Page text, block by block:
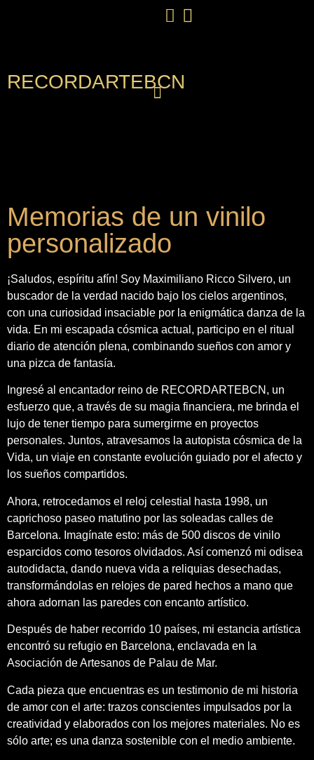
RECORDARTEBCN
Memorias de un vinilo
personalizado
¡Saludos, espíritu afín! Soy Maximiliano Ricco Silvero, un
buscador de la verdad nacido bajo los cielos argentinos,
con una curiosidad insaciable por la enigmática danza de la
vida. En mi escapada cósmica actual, participo en el ritual
diario de atención plena, combinando sueños con amor y
una pizca de fantasía.
Ingresé al encantador reino de RECORDARTEBCN, un
esfuerzo que, a través de su magia financiera, me brinda el
lujo de tener tiempo para sumergirme en proyectos
personales. Juntos, atravesamos la autopista cósmica de la
Vida, un viaje en constante evolución guiado por el afecto y
los sueños compartidos.
Ahora, retrocedamos el reloj celestial hasta 1998, un
caprichoso paseo matutino por las soleadas calles de
Barcelona. Imagínate esto: más de 500 discos de vinilo
esparcidos como tesoros olvidados. Así comenzó mi odisea
autodidacta, dando nueva vida a reliquias desechadas,
transformándolas en relojes de pared hechos a mano que
ahora adornan las paredes con encanto artístico.
Después de haber recorrido 10 países, mi estancia artística
encontró su refugio en Barcelona, enclavada en la
Asociación de Artesanos de Palau de Mar.
Cada pieza que encuentras es un testimonio de mi historia
de amor con el arte: trazos conscientes impulsados por la
creatividad y elaborados con los mejores materiales. No es
sólo arte; es una danza sostenible con el medio ambiente.